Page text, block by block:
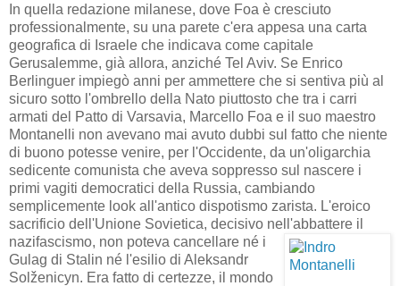
In quella redazione milanese, dove Foa è cresciuto
professionalmente, su una parete c'era appesa una carta
geografica di Israele che indicava come capitale
Gerusalemme, già allora, anziché Tel Aviv. Se Enrico
Berlinguer impiegò anni per ammettere che si sentiva più al
sicuro sotto l'ombrello della Nato piuttosto che tra i carri
armati del Patto di Varsavia, Marcello Foa e il suo maestro
Montanelli non avevano mai avuto dubbi sul fatto che niente
di buono potesse venire, per l'Occidente, da un'oligarchia
sedicente comunista che aveva soppresso sul nascere i
primi vagiti democratici della Russia, cambiando
semplicemente look all'antico dispotismo zarista. L'eroico
sacrificio dell'Unione Sovietica, decisivo nell'abbattere il
nazifascismo, non poteva cancellare né i
Gulag di Stalin né l'esilio di Aleksandr
Solženicyn. Era fatto di certezze, il mondo